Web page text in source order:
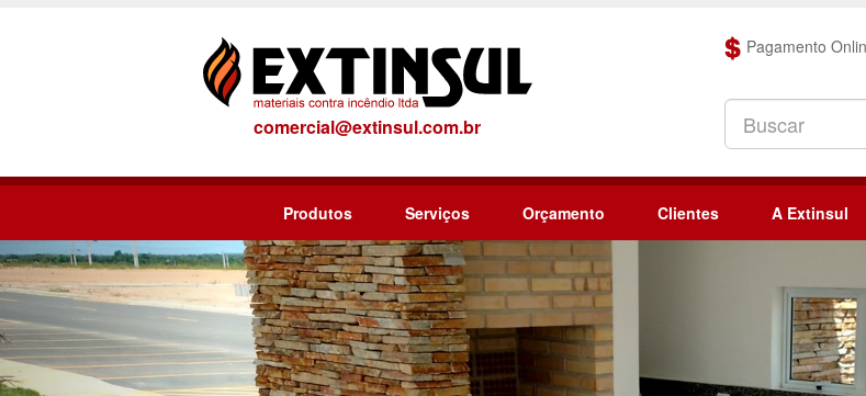
comercial@extinsul.com.br
Pagamento
Produtos Serviços Orçamento Clientes A Extinsul
Previous